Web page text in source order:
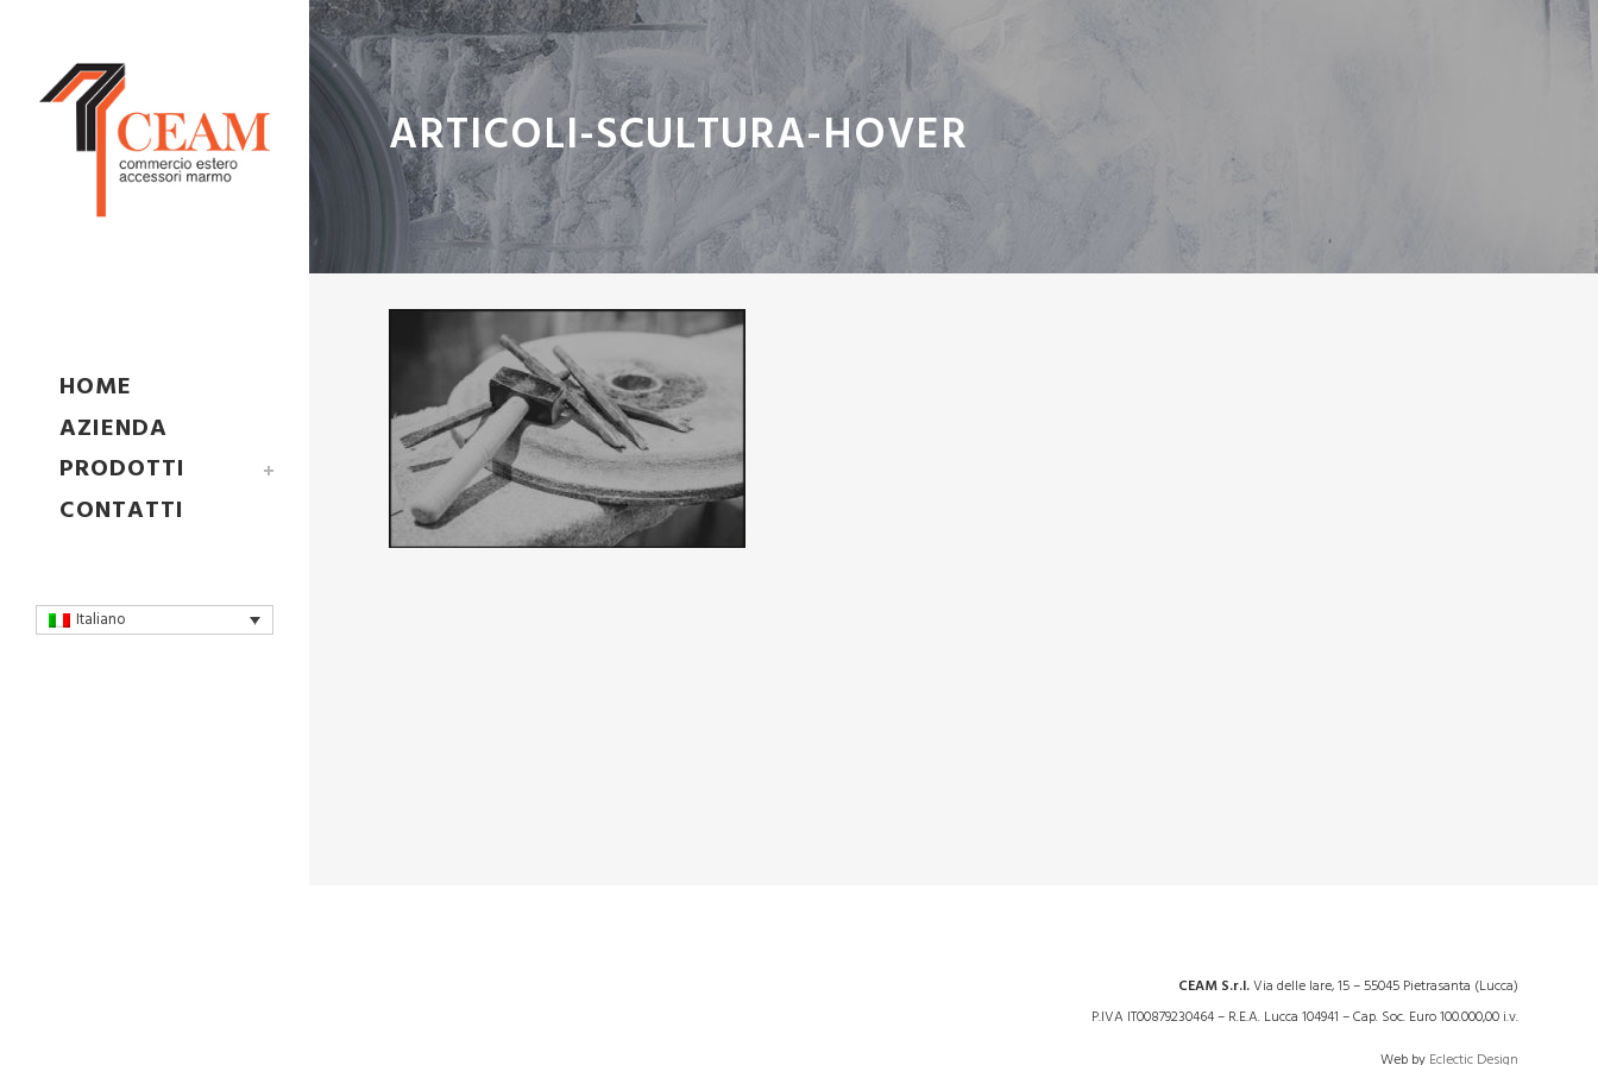
HOME
AZIENDA
PRODOTTI
CONTATTI
Italiano
ARTICOLI-SCULTURA-HOVER
CEAM S.r.l.Via delle Iare, 15 – 55045 Pietrasanta (Lucca)
P.IVA IT00879230464 – R.E.A. Lucca 104941 – Cap. Soc. Euro 100.000,00 i.v.
Web by Eclectic Design